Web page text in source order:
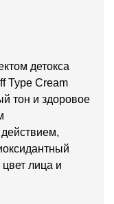
детокса
Type Cream
тон и здоровое
лица и